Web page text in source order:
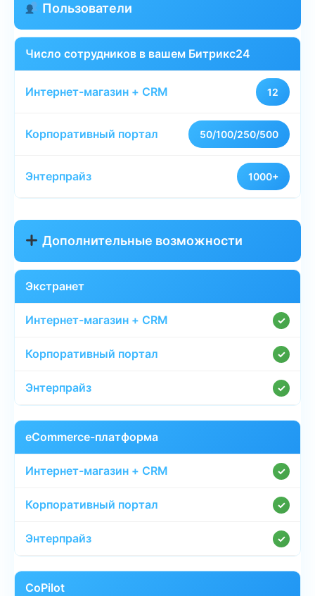
Пользователи
Число сотрудников в вашем Битрикс24
12
50/100/250/500
1000+
Дополнительные возможности
Экстранет
✓
✓
✓
eCommerce-платформа
✓
✓
✓
CoPilot